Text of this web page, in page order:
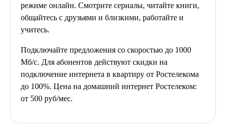
режиме онлайн. Смотрите сериалы, читайте книги,
общайтесь с друзьями и близкими, работайте и
учитесь.
Подключайте предложения со скоростью до 1000
Мб/с. Для абонентов действуют скидки на
подключение интернета в квартиру от Ростелекома
до 100%. Цена на домашний интернет Ростелеком:
от 500 руб/мес.